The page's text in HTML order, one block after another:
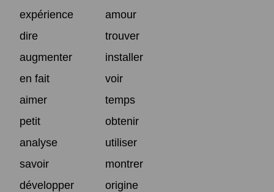
expérience
amour
dire
trouver
augmenter
installer
en fait
voir
aimer
temps
petit
obtenir
analyse
utiliser
savoir
montrer
développer
origine